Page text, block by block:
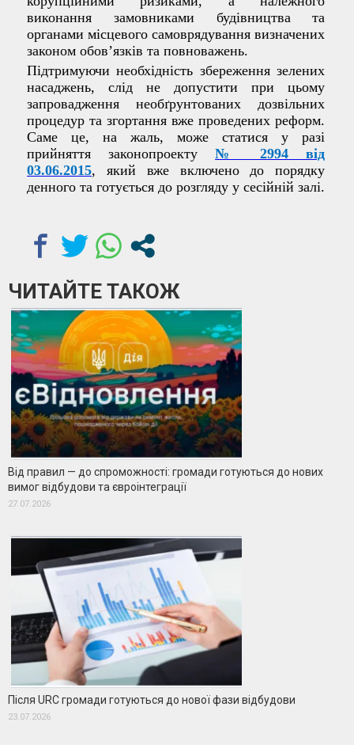
виконання замовниками будівництва та
органами місцевого самоврядування визначених
законом обов’язків та повноважень.
Підтримуючи необхідність збереження зелених
насаджень, слід не допустити при цьому
запровадження необґрунтованих дозвільних
процедур та згортання вже проведених реформ.
Саме це, на жаль, може статися у разі
прийняття
законопроекту№ 2994 від
03.06.2015, який вже включено до порядку
денного та готується до розгляду у сесійній залі.
ЧИТАЙТЕ ТАКОЖ
Від правил — до спроможності: громади готуються до нових
вимог відбудови та євроінтеграції
27.07.2026
Після URC громади готуються до нової фази відбудови
23.07.2026